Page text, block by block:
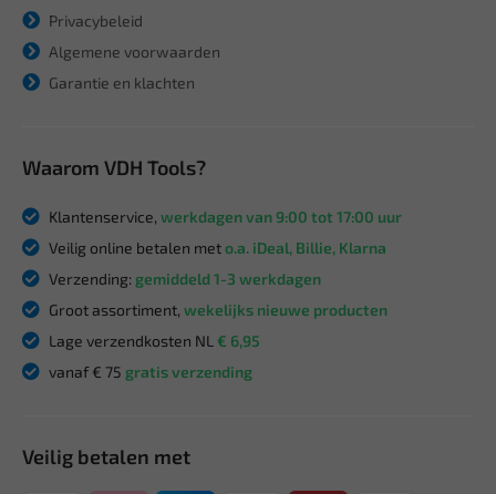
Privacybeleid
Algemene voorwaarden
Garantie en klachten
Waarom VDH Tools?
Klantenservice, werkdagen van 9:00 tot 17:00 uur
Veilig online betalen meto.a. iDeal, Billie, Klarna
Verzending: gemiddeld 1-3 werkdagen
Groot assortiment, wekelijks nieuwe producten
Lage verzendkosten NL € 6,95
vanaf € 75 gratis verzending
Veilig betalen met